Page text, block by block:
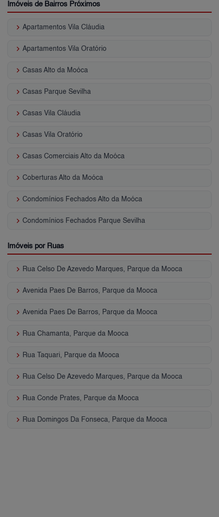
Imóveis de Bairros Próximos
keyboard_arrow_right Apartamentos Vila Cláudia
keyboard_arrow_right Apartamentos Vila Oratório
keyboard_arrow_right Casas Alto da Moóca
keyboard_arrow_right Casas Parque Sevilha
keyboard_arrow_right Casas Vila Cláudia
keyboard_arrow_right Casas Vila Oratório
keyboard_arrow_right Casas Comerciais Alto da Moóca
keyboard_arrow_right Coberturas Alto da Moóca
keyboard_arrow_right Condomínios Fechados Alto da Moóca
keyboard_arrow_right Condomínios Fechados Parque Sevilha
Imóveis por Ruas
keyboard_arrow_right Rua Celso De Azevedo Marques, Parque da Mooca
keyboard_arrow_right Avenida Paes De Barros, Parque da Mooca
keyboard_arrow_right Avenida Paes De Barros, Parque da Mooca
keyboard_arrow_right Rua Chamanta, Parque da Mooca
keyboard_arrow_right Rua Taquari, Parque da Mooca
keyboard_arrow_right Rua Celso De Azevedo Marques, Parque da Mooca
keyboard_arrow_right Rua Conde Prates, Parque da Mooca
keyboard_arrow_right Rua Domingos Da Fonseca, Parque da Mooca